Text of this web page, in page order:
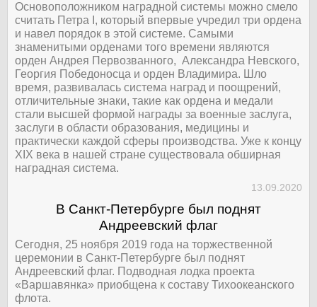
Основоположником наградной системы можно смело
считать Петра I, который впервые учредил три ордена
и навел порядок в этой системе. Самыми
знаменитыми орденами того времени являются
орден Андрея Первозванного, Александра Невского,
Георгия Победоносца и орден Владимира. Шло
время, развивалась система наград и поощрений,
отличительные знаки, такие как ордена и медали
стали высшей формой награды за военные заслуга,
заслуги в области образования, медицины и
практически каждой сферы производства. Уже к концу
XIX века в нашей стране существовала обширная
наградная система.
13.09.2020
В Санкт-Петербурге был поднят
Андреевский флаг
Сегодня, 25 ноября 2019 года на торжественной
церемонии в Санкт-Петербурге был поднят
Андреевский флаг. Подводная лодка проекта
«Варшавянка» приобщена к составу Тихоокеанского
флота.